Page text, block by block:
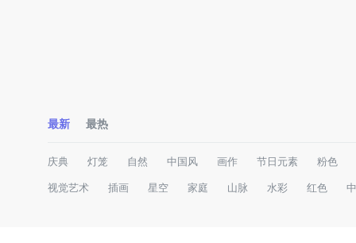
最新 最热
庆典 灯笼 自然 中国风 画作 节日元素 粉色
视觉艺术 插画 星空 家庭 山脉 水彩 红色